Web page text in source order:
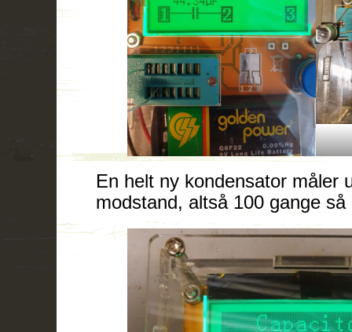
En helt ny kondensator måler
modstand, altså 100 gange